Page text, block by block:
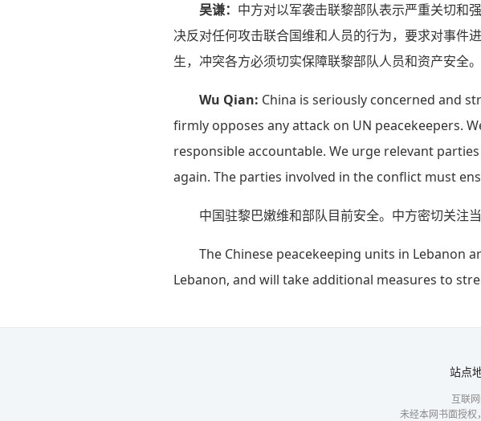
吴谦： 中方对以军袭击联黎部队表示严重关切和
决反对任何攻击联合国维和人员的行为，要求对事件
生，冲突各方必须切实保障联黎部队人员和资产安全。
Wu Qian: China is seriously concerned and
firmly opposes any attack on UN peacekeepers.
responsible accountable. We urge relevant
again. The parties involved in the conflict must
中国驻黎巴嫩维和部队目前安全。中方密切关注
The Chinese peacekeeping units in Lebanon
Lebanon, and will take additional measures to
站点
互联
未经本网书面授权